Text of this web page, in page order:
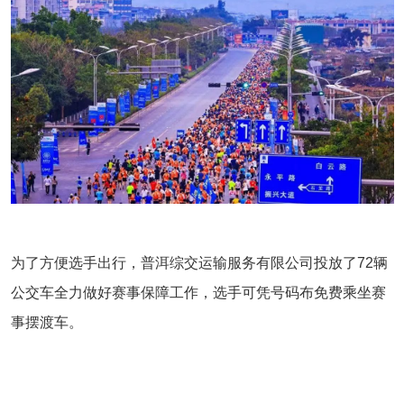
为了方便选手出行，普洱综交运输服务有限公司投放了72辆
公交车全力做好赛事保障工作，选手可凭号码布免费乘坐赛
事摆渡车。